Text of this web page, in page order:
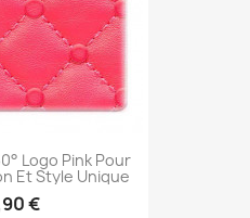
Logo Pink Pour
Et Style Unique
€